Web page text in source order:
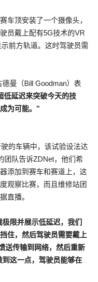
车顶安装了一个摄像头，
员戴上配有5G技术的VR
前方轨道。这时驾驶员需
曼（Bill Goodman）表
低延迟来突破今天的技
为可能。”
的车辆中，该试验设法达
团队告诉ZDNet，他们希
添加到赛车和赛道上，这
观察比赛，而且维修站团
直播。
限并展示低延迟，我们
住，然后驾驶员需要戴上
送传输到网络，然后重新
这一点，驾驶员能够在